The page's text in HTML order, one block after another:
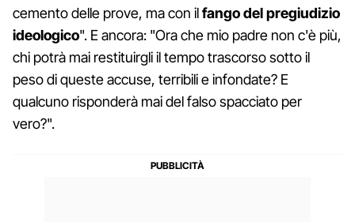
cemento delle prove, ma con ilfango del pregiudizio
ideologico". E ancora: "Ora che mio padre non c'è più,
chi potrà mai restituirgli il tempo trascorso sotto il
peso di queste accuse, terribili e infondate? E
qualcuno risponderà mai del falso spacciato per
vero?".